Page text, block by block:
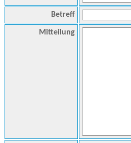
Betreff
Mitteilung